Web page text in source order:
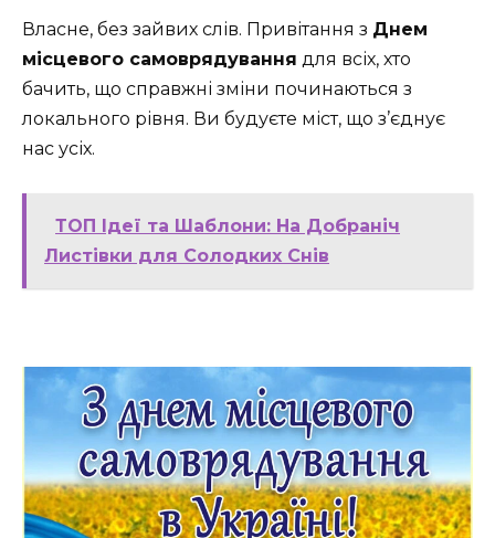
Власне, без зайвих слів. Привітання з Днем
місцевого самоврядування для всіх, хто
бачить, що справжні зміни починаються з
локального рівня. Ви будуєте міст, що з’єднує
нас усіх.
ТОП Ідеї та Шаблони: На Добраніч
Листівки для Солодких Снів